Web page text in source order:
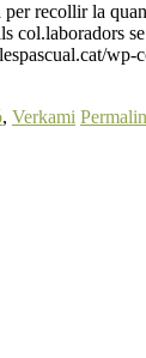
recollir la
, Verkami